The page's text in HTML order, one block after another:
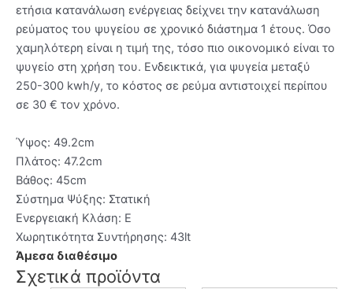
ετήσια κατανάλωση ενέργειας δείχνει την κατανάλωση
ρεύματος του ψυγείου σε χρονικό διάστημα 1 έτους. Όσο
χαμηλότερη είναι η τιμή της, τόσο πιο οικονομικό είναι το
ψυγείο στη χρήση του. Ενδεικτικά, για ψυγεία μεταξύ
250-300 kwh/y, το κόστος σε ρεύμα αντιστοιχεί περίπου
σε 30 € τον χρόνο.
Ύψος: 49.2cm
Πλάτος: 47.2cm
Βάθος: 45cm
Σύστημα Ψύξης: Στατική
Ενεργειακή Κλάση: E
Χωρητικότητα Συντήρησης: 43lt
Άμεσα διαθέσιμο
Σχετικά προϊόντα